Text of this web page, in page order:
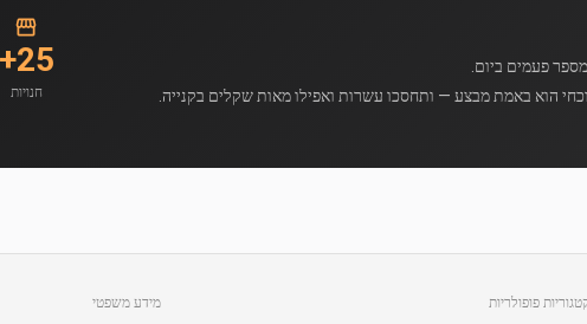
הוא באמת מבצע — ותחסכו עשרות ואפילו מאות שקלים בקנייה.
25+
חנויות
פופולריות מידע משפטי